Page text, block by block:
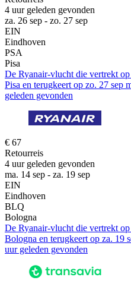
4 uur geleden gevonden
za. 26 sep - zo. 27 sep
EIN
Eindhoven
PSA
Pisa
De Ryanair-vlucht die vertrekt
Pisa en terugkeert op zo. 27 sep
geleden gevonden
€ 67
Retourreis
4 uur geleden gevonden
ma. 14 sep - za. 19 sep
EIN
Eindhoven
BLQ
Bologna
De Ryanair-vlucht die vertrekt
Bologna en terugkeert op za. 19
uur geleden gevonden